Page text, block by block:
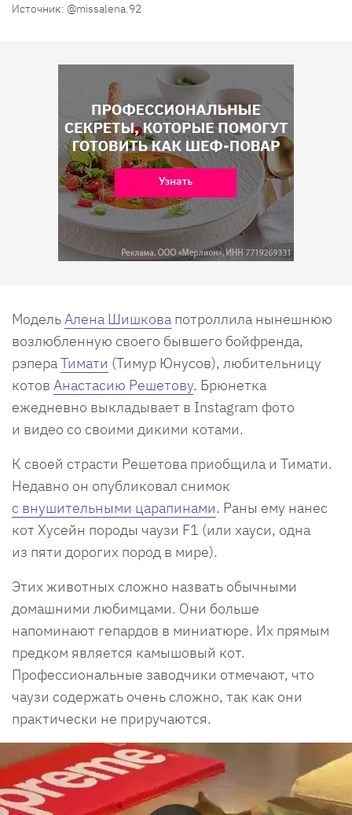
Источник: @missalena.92
МодельАлена Шишкова потроллила нынешнюю
возлюбленную своего бывшего бойфренда,
рэпераТимати (Тимур Юнусов), любительницу
котов Анастасию Решетову. Брюнетка
ежедневно выкладывает в Instagram фото
и видео со своими дикими котами.
К своей страсти Решетова приобщила и Тимати.
Недавно он опубликовал снимок
с внушительными царапинами. Раны ему нанес
кот Хусейн породы чаузи F1 (или хауси, одна
из пяти дорогих пород в мире).
Этих животных сложно назвать обычными
домашними любимцами. Они больше
напоминают гепардов в миниатюре. Их прямым
предком является камышовый кот.
Профессиональные заводчики отмечают, что
чаузи содержать очень сложно, так как они
практически не приручаются.